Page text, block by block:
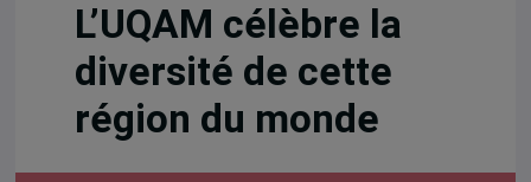
L’UQAM célèbre la
diversité de cette
région du monde